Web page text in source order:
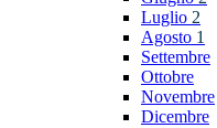
Luglio 2
Agosto 1
Settembre
Ottobre
Novembre
Dicembre